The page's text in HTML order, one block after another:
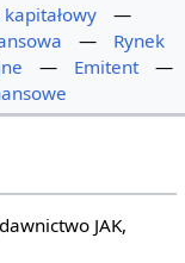
kapitałowy
—
—
Rynek
— Emitent
—
JAK,